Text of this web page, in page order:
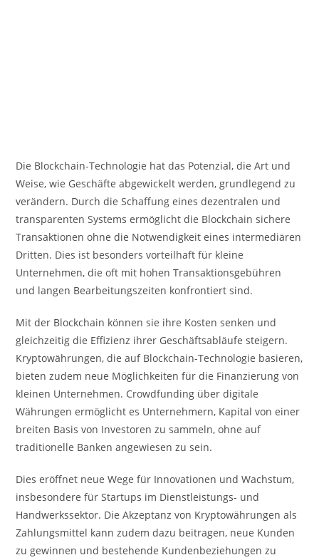
Die Blockchain-Technologie hat das Potenzial, die Art und
Weise, wie Geschäfte abgewickelt werden, grundlegend zu
verändern. Durch die Schaffung eines dezentralen und
transparenten Systems ermöglicht die Blockchain sichere
Transaktionen ohne die Notwendigkeit eines intermediären
Dritten. Dies ist besonders vorteilhaft für kleine
Unternehmen, die oft mit hohen Transaktionsgebühren
und langen Bearbeitungszeiten konfrontiert sind.
Mit der Blockchain können sie ihre Kosten senken und
gleichzeitig die Effizienz ihrer Geschäftsabläufe steigern.
Kryptowährungen, die auf Blockchain-Technologie basieren,
bieten zudem neue Möglichkeiten für die Finanzierung von
kleinen Unternehmen. Crowdfunding über digitale
Währungen ermöglicht es Unternehmern, Kapital von einer
breiten Basis von Investoren zu sammeln, ohne auf
traditionelle Banken angewiesen zu sein.
Dies eröffnet neue Wege für Innovationen und Wachstum,
insbesondere für Startups im Dienstleistungs- und
Handwerkssektor. Die Akzeptanz von Kryptowährungen als
Zahlungsmittel kann zudem dazu beitragen, neue Kunden
zu gewinnen und bestehende Kundenbeziehungen zu